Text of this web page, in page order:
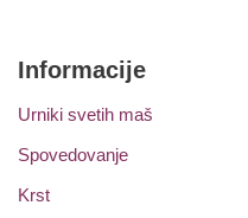
Informacije
Urniki svetih maš
Spovedovanje
Krst